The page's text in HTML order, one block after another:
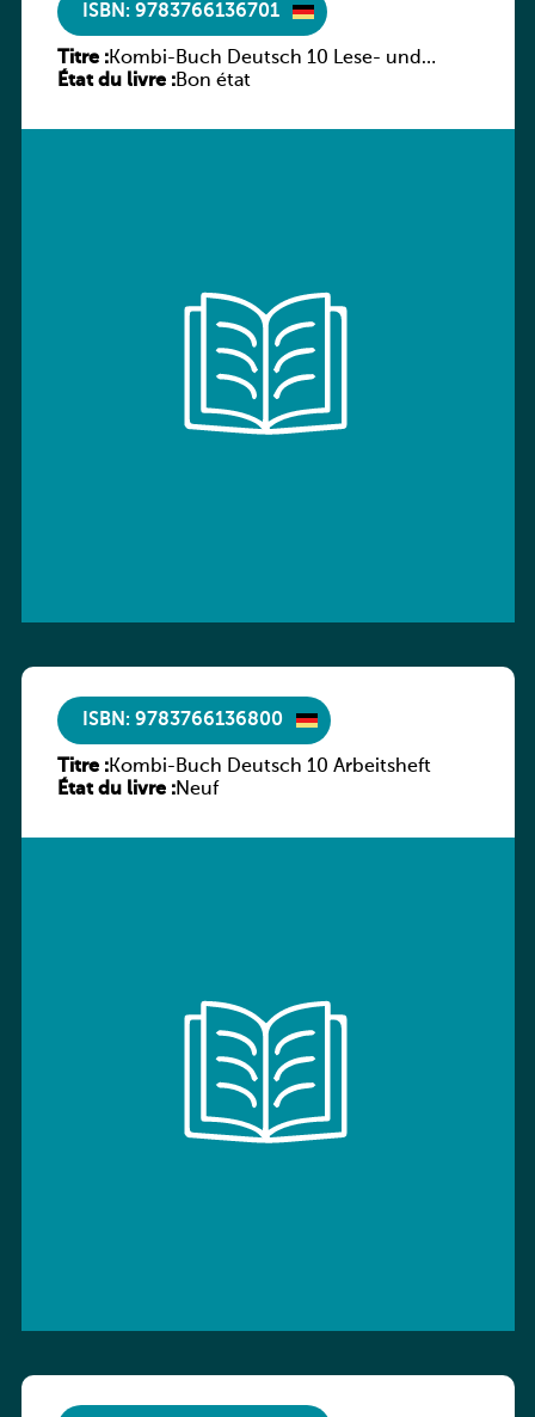
ISBN: 9783766136701
Titre :Kombi-Buch Deutsch 10 Lese- und
Sprachbuch
État du livre :Bon état
ISBN: 9783766136800
Titre :Kombi-Buch Deutsch 10 Arbeitsheft
État du livre :Neuf